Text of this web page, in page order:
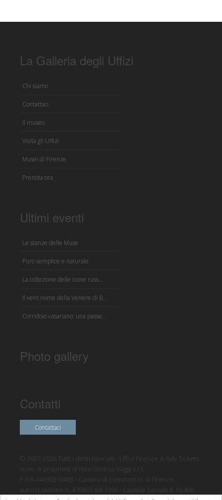
La Galleria degli Uffizi
Chi siamo
Contattaci
Il museo
Visita gli Uffizi
Musei di Firenze
Prenota ora
Ultimi eventi
Le stanze delle Muse
Puro semplice e naturale
La collezione delle icone russ...
Il vero nome della Venere di B...
Corridoio vasariano: una passe...
Photo gallery
Contatti
Contattaci
© 2007-2026 Tutti i diritti riservati - Uffizi Firenze & Italy Tickets
sono di proprietà di New Globus Viaggi s.r.l.
P.IVA 04690350485 - Camera di Commercio di Firenze,
autorizzazione n. 470865 dal 1996 - Capitale Sociale € 10.400